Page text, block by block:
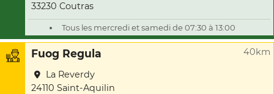
33230 Coutras
Tous les mercredi et samedi de 07:30 à 13:00
Fuog Regula 40km
La Reverdy
24110 Saint-Aquilin